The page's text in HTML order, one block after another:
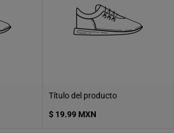
Título del producto
Precio
$ 19.99 MXN